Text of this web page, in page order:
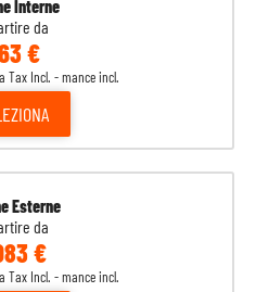
Interne
da
€
Tax Incl. - mance incl.
Esterne
da
€
Tax Incl. - mance incl.